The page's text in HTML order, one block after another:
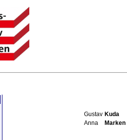
Gustav Kuda
Anna
Marken